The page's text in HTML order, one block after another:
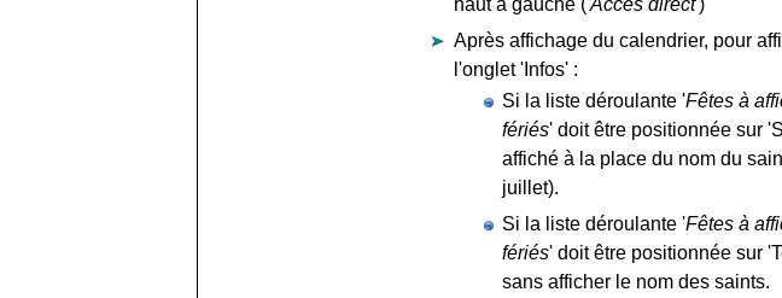
haut à gauche ('Accès direct')
Après affichage du calendrier, pour
l'onglet 'Infos' :
Si la liste déroulante 'Fêtes à
fériés' doit être positionnée sur
affiché à la place du nom du
juillet).
Si la liste déroulante 'Fêtes à
fériés' doit être positionnée sur
sans afficher le nom des saints.